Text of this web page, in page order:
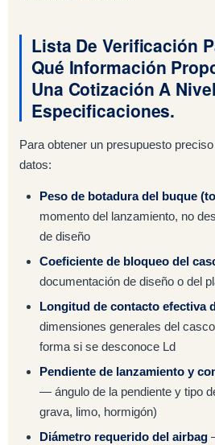
Lista De Verificación
Qué Información
Una Cotización A
Especificaciones.
Para obtener un presupuesto
datos:
Peso de botadura del buque
momento del lanzamiento, no
de diseño
Coeficiente de bloqueo del
documentación de diseño o del
Longitud de contacto efectiva
dimensiones generales del
forma si se desconoce Ld
Pendiente de lanzamiento y
— ángulo de la pendiente y tipo
grava, limo, hormigón)
Diámetro requerido del airbag